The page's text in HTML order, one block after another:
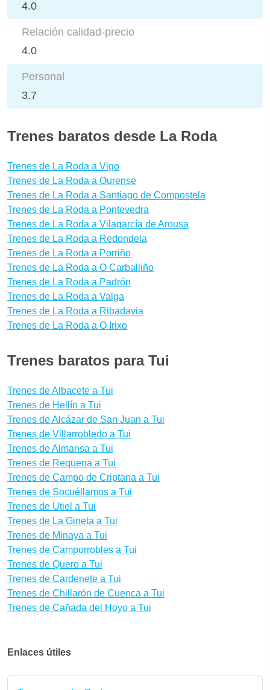
4.0
Relación calidad-precio
4.0
Personal
3.7
Trenes baratos desde La Roda
Trenes de La Roda a Vigo
Trenes de La Roda a Ourense
Trenes de La Roda a Santiago de Compostela
Trenes de La Roda a Pontevedra
Trenes de La Roda a Vilagarcía de Arousa
Trenes de La Roda a Redondela
Trenes de La Roda a Porriño
Trenes de La Roda a O Carballiño
Trenes de La Roda a Padrón
Trenes de La Roda a Valga
Trenes de La Roda a Ribadavia
Trenes de La Roda a O Irixo
Trenes baratos para Tui
Trenes de Albacete a Tui
Trenes de Hellín a Tui
Trenes de Alcázar de San Juan a Tui
Trenes de Villarrobledo a Tui
Trenes de Almansa a Tui
Trenes de Requena a Tui
Trenes de Campo de Criptana a Tui
Trenes de Socuéllamos a Tui
Trenes de Utiel a Tui
Trenes de La Gineta a Tui
Trenes de Minaya a Tui
Trenes de Camporrobles a Tui
Trenes de Quero a Tui
Trenes de Cardenete a Tui
Trenes de Chillarón de Cuenca a Tui
Trenes de Cañada del Hoyo a Tui
Enlaces útiles